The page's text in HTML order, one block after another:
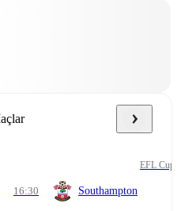
Maçlar
EFL Cup
16:30 Southampton